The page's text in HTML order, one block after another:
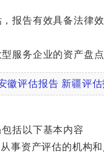
告有效具备法律效
务企业的资产盘点
徽评估报告 新疆评
括以下基本内容
资产评估的机构和